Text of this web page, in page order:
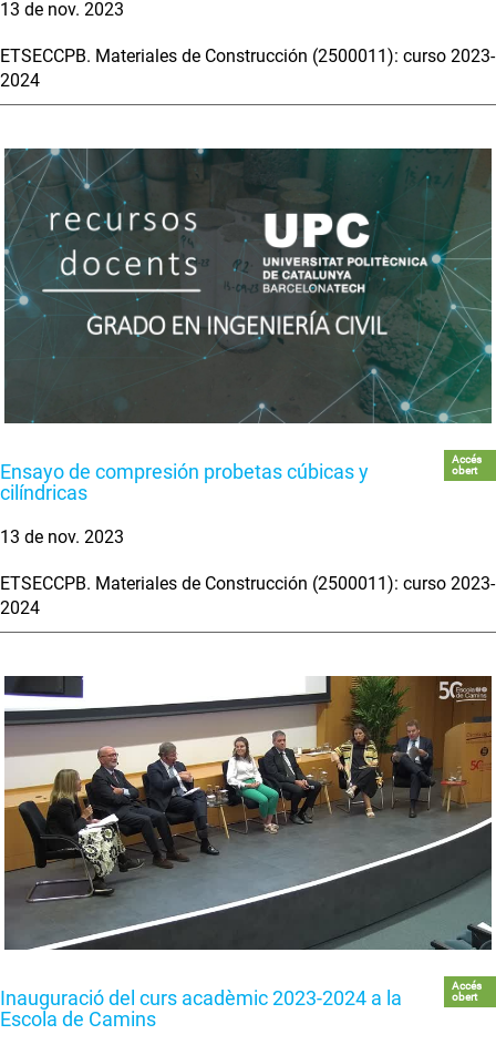
13 de nov. 2023
ETSECCPB. Materiales de Construcción (2500011): curso 2023-
2024
Ensayo de compresión probetas cúbicas y
cilíndricas
Accés
obert
13 de nov. 2023
ETSECCPB. Materiales de Construcción (2500011): curso 2023-
2024
Inauguració del curs acadèmic 2023-2024 a la
Escola de Camins
Accés
obert